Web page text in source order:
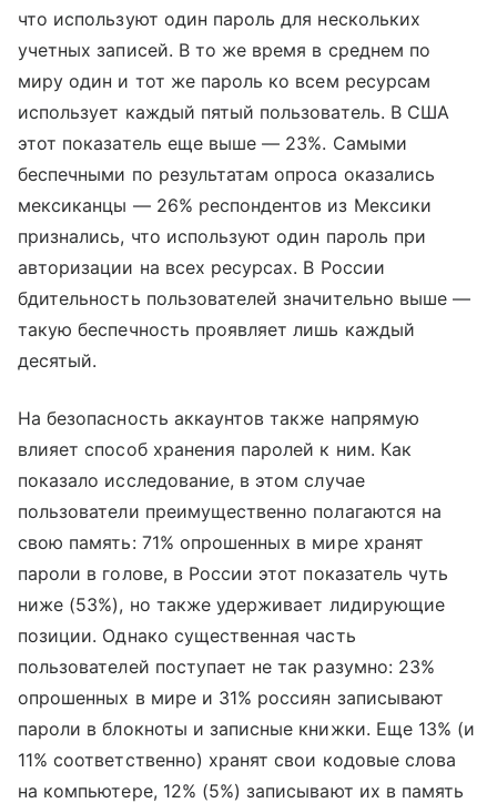
что используют один пароль для нескольких
учетных записей. В то же время в среднем по
миру один и тот же пароль ко всем ресурсам
использует каждый пятый пользователь. В США
этот показатель еще выше — 23%. Самыми
беспечными по результатам опроса оказались
мексиканцы — 26% респондентов из Мексики
признались, что используют один пароль при
авторизации на всех ресурсах. В России
бдительность пользователей значительно выше —
такую беспечность проявляет лишь каждый
десятый.
На безопасность аккаунтов также напрямую
влияет способ хранения паролей к ним. Как
показало исследование, в этом случае
пользователи преимущественно полагаются на
свою память: 71% опрошенных в мире хранят
пароли в голове, в России этот показатель чуть
ниже (53%), но также удерживает лидирующие
позиции. Однако существенная часть
пользователей поступает не так разумно: 23%
опрошенных в мире и 31% россиян записывают
пароли в блокноты и записные книжки. Еще 13% (и
11% соответственно) хранят свои кодовые слова
на компьютере, 12% (5%) записывают их в память